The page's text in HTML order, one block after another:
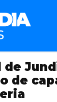
de
de